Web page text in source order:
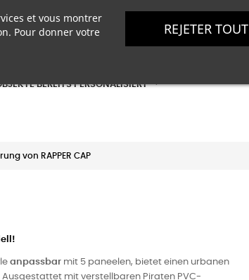
ZUM PERSONALISIEREN
BEREITS PERSONALISIERT
von RAPPER CAP
anpassbarmit 5 paneelen, bietet einen urbanen
Ausgestattet mit verstellbaren Piraten PVC-
et vous montrer
Pour donner votre
REJETER TOUT